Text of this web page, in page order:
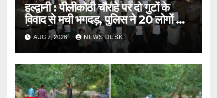
हल्द्वानी : पीलीकोठी चौराहे पर दो गुटों के
विवाद से मची भगदड़, पुलिस ने 20 लोगों को
किया गिरफ्तार
AUG 7, 2026 NEWS DESK